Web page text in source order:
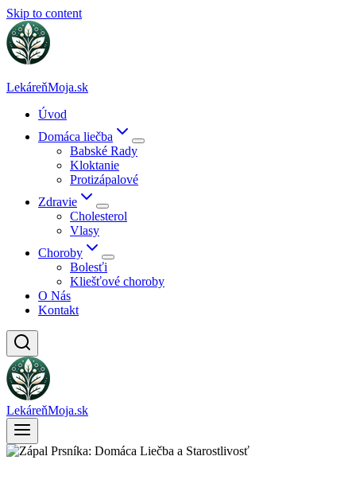
Skip to content
LekáreňMoja.sk
Úvod
Domáca liečba
Babské Rady
Kloktanie
Protizápalové
Zdravie
Cholesterol
Vlasy
Choroby
Bolesťi
Kliešťové choroby
O Nás
Kontakt
LekáreňMoja.sk